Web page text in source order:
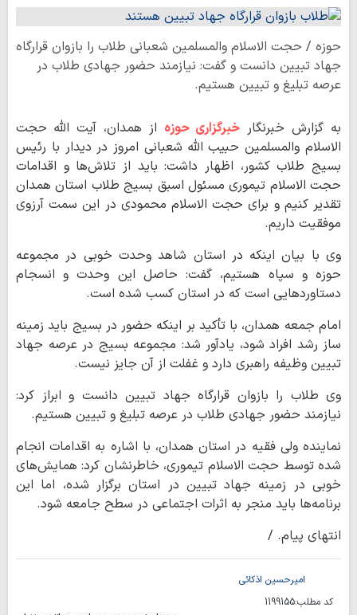
حوزه / حجت الاسلام والمسلمین شعبانی طلاب را بازوان قرارگاه
جهاد تبیین دانست و گفت: نیازمند حضور جهادی طلاب در
عرصه تبلیغ و تبیین هستیم.
به گزارش خبرنگار خبرگزاری حوزه از همدان، آیت الله حجت
الاسلام والمسلمین حبیب الله شعبانی امروز در دیدار با رئیس
بسیج طلاب کشور، اظهار داشت: باید از تلاش‌ها و اقدامات
حجت الاسلام تیموری مسئول اسبق بسیج طلاب استان همدان
تقدیر کنیم و برای حجت الاسلام محمودی در این سمت آرزوی
موفقیت داریم.
وی با بیان اینکه در استان شاهد وحدت خوبی در مجموعه
حوزه و سپاه هستیم، گفت: حاصل این وحدت و انسجام
دستاوردهایی است که در استان کسب شده است.
امام جمعه همدان، با تأکید بر اینکه حضور در بسیج باید زمینه
ساز رشد افراد شود، یادآور شد: مجموعه بسیج در عرصه جهاد
تبیین وظیفه راهبری دارد و غفلت از آن جایز نیست.
وی طلاب را بازوان قرارگاه جهاد تبیین دانست و ابراز کرد:
نیازمند حضور جهادی طلاب در عرصه تبلیغ و تبیین هستیم.
نماینده ولی فقیه در استان همدان، با اشاره به اقدامات انجام
شده توسط حجت الاسلام تیموری، خاطرنشان کرد: همایش‌های
خوبی در زمینه جهاد تبیین در استان برگزار شده، اما این
برنامه‌ها باید منجر به اثرات اجتماعی در سطح جامعه شود.
انتهای پیام. /
امیرحسین اذکائی
کد مطلب:1199155